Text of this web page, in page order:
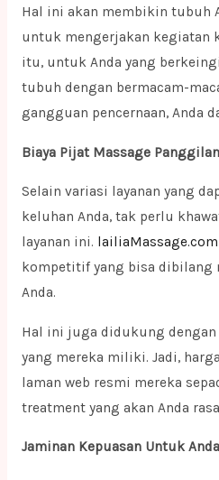
Hal ini akan membikin tubuh
untuk mengerjakan kegiatan
itu, untuk Anda yang
tubuh dengan bermacam-
gangguan pencernaan, Anda
Biaya Pijat Massage
Selain variasi layanan yang
keluhan Anda, tak perlu
layanan ini. lailiaMassage.com
kompetitif yang bisa dibilang
Anda.
Hal ini juga didukung dengan
yang mereka miliki. Jadi,
laman web resmi mereka
treatment yang akan Anda
Jaminan Kepuasan Untuk Anda